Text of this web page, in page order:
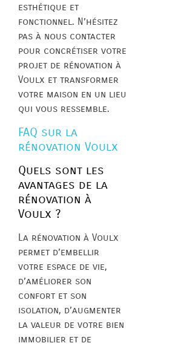
esthétique et
fonctionnel. N’hésitez
pas à nous contacter
pour concrétiser votre
projet de rénovation à
Voulx et transformer
votre maison en un lieu
qui vous ressemble.
FAQ sur la
rénovation Voulx
Quels sont les
avantages de la
rénovation à
Voulx ?
La rénovation à Voulx
permet d’embellir
votre espace de vie,
d’améliorer son
confort et son
isolation, d’augmenter
la valeur de votre bien
immobilier et de